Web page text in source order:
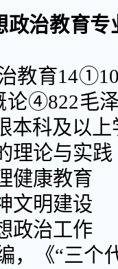
政治教育
育
论④822毛
本科及以上
理论与实
健康教育
文明建设
政治工作
，《“三个